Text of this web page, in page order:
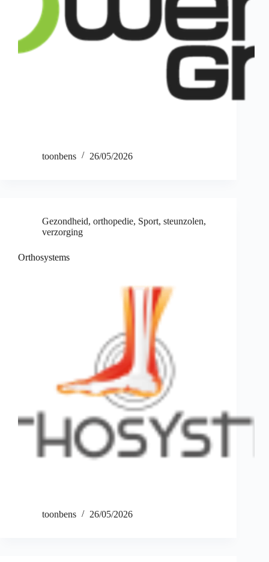
toonbens 26/05/2026
Gezondheid, orthopedie, Sport, steunzolen,
verzorging
Orthosystems
toonbens 26/05/2026